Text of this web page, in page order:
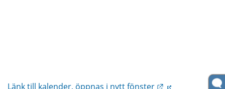
Länk till kalender, öppnas i nytt fönster Länk till annan